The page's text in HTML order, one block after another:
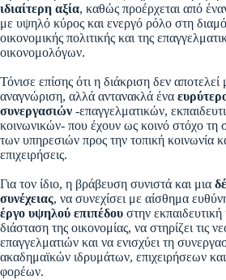
ιδιαίτερη αξία, καθώς προέρχεται από
με υψηλό κύρος και ενεργό ρόλο στη
οικονομικής πολιτικής και της
οικονομολόγων.
Τόνισε επίσης ότι η διάκριση δεν
αναγνώριση, αλλά αντανακλά ένα
συνεργασιών -επαγγελματικών,
κοινωνικών- που έχουν ως κοινό στόχο τη
των υπηρεσιών προς την τοπική κοινωνία
επιχειρήσεις.
Για τον ίδιο, η βράβευση συνιστά και μια
συνέχειας, να συνεχίσει με αίσθημα
έργο υψηλού επιπέδου στην
διάσταση της οικονομίας, να στηρίζει τις
επαγγελματιών και να ενισχύει τη
ακαδημαϊκών ιδρυμάτων, επιχειρήσεων
φορέων.